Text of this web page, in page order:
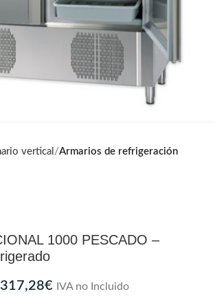
vertical Armarios de refrigeración
1000 PESCADO –
€ IVA no Incluido